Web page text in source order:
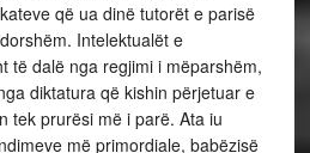
që ua dinë tutorët e parisë
Intelektualët e
të dalë nga regjimi i mëparshëm,
diktatura që kishin përjetuar e
tek prurësi më i parë. Ata iu
më primordiale, babëzisë